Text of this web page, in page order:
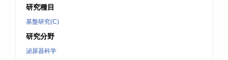
研究種目
基盤研究(C)
研究分野
泌尿器科学